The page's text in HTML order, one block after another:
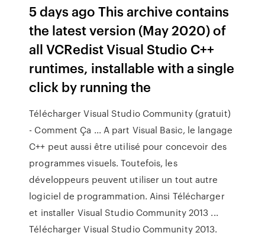
5 days ago This archive contains
the latest version (May 2020) of
all VCRedist Visual Studio C++
runtimes, installable with a single
click by running the
Télécharger Visual Studio Community (gratuit)
- Comment Ça ... A part Visual Basic, le langage
C++ peut aussi être utilisé pour concevoir des
programmes visuels. Toutefois, les
développeurs peuvent utiliser un tout autre
logiciel de programmation. Ainsi Télécharger
et installer Visual Studio Community 2013 ...
Télécharger Visual Studio Community 2013.